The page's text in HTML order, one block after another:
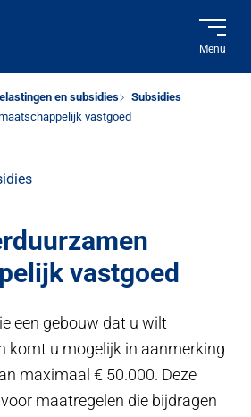
Menu
en subsidies
Subsidies
vastgoed
vastgoed
een gebouw dat u wilt
komt u mogelijk in aanmerking
maximaal € 50.000. Deze
maatregelen die bijdragen